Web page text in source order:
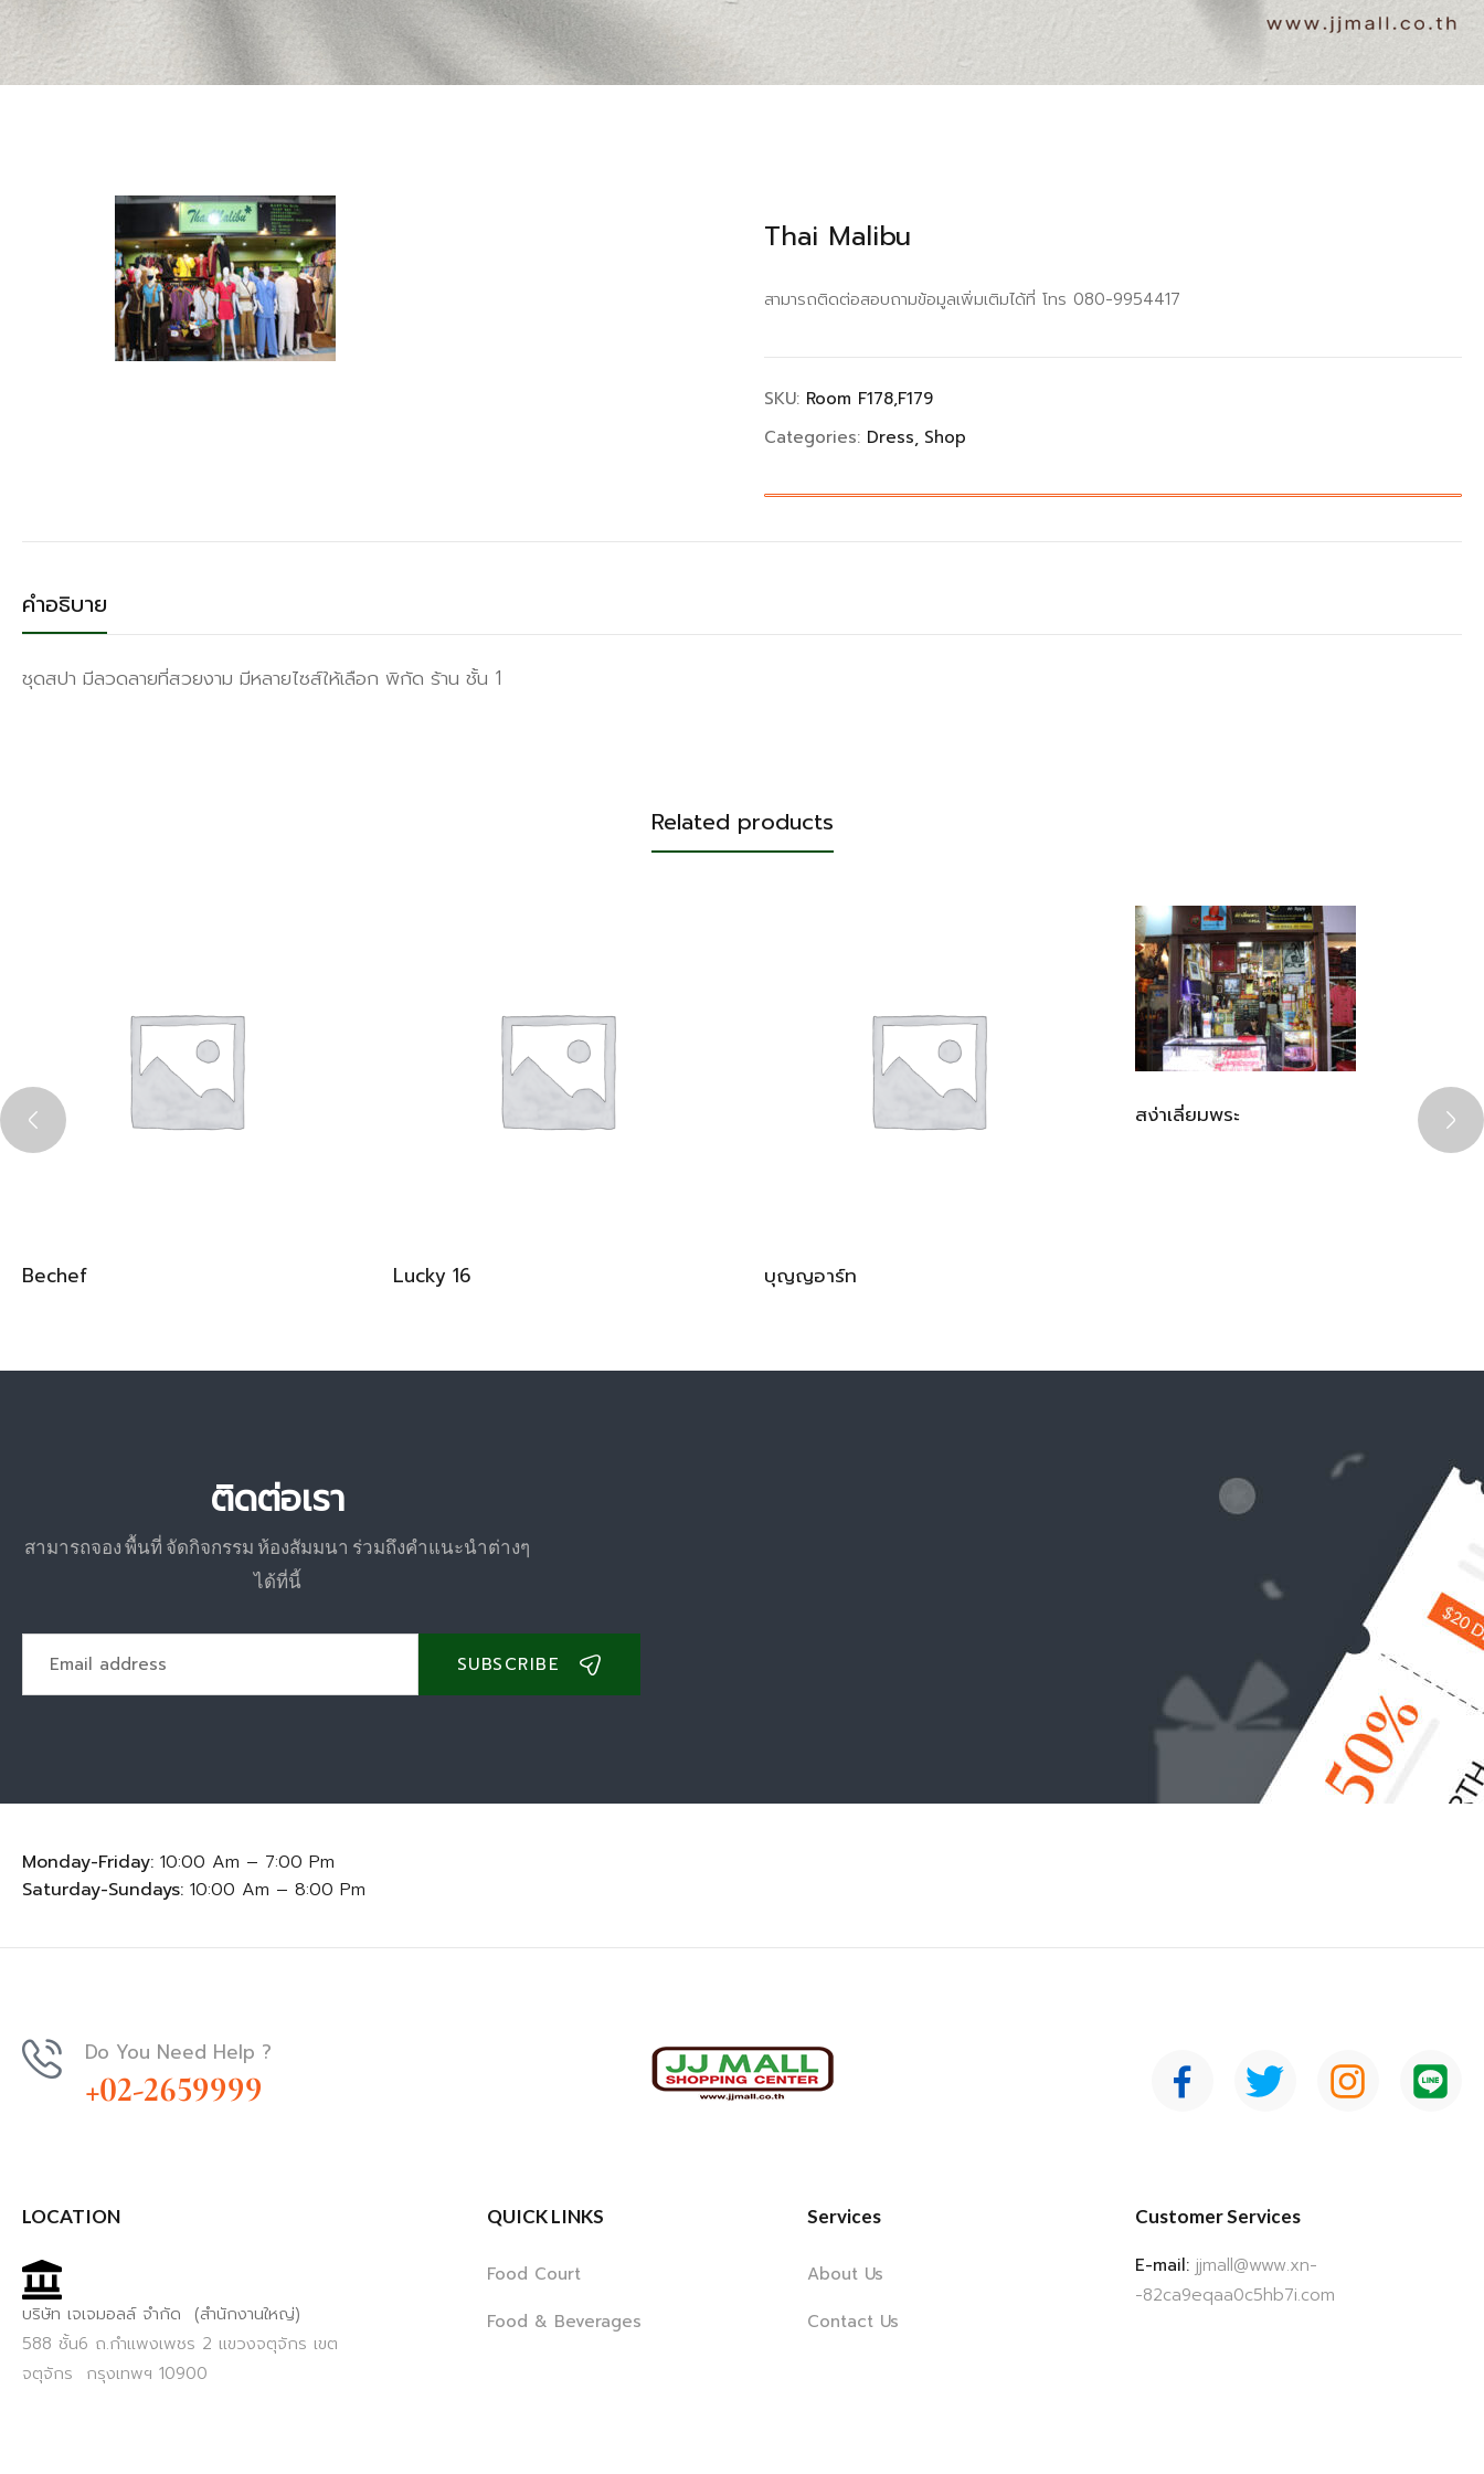
Thai Malibu
สามารถติดต่อสอบถามข้อมูลเพิ่มเติมได้ที่ โทร 080-9954417
SKU: Room F178,F179
Categories: Dress Shop
คำอธิบาย
ชุดสปา มีลวดลายที่สวยงาม มีหลายไซส์ให้เลือก พิกัด ร้าน ชั้น 1
Related products
Bechef Lucky 16 บุญญอาร์ท
สง่าเลี่ยมพระ
ติดต่อเรา
สามารถจอง พื้นที่ จัดกิจกรรม ห้องสัมมนา ร่วมถึงคำแนะนำต่างๆ
ได้ที่นี้
SUBSCRIBE
Monday-Friday: 10:00 Am – 7:00 Pm
Saturday-Sundays: 10:00 Am – 8:00 Pm
Do You Need Help ?
+02-2659999
LOCATION
บริษัท เจเจมอลล์ จำกัด (สำนักงานใหญ่)
588 ชั้น6 ถ.กำแพงเพชร 2 แขวงจตุจักร เขต
จตุจักร กรุงเทพฯ 10900
QUICK LINKS
Food Court
Food & Beverages
Services
About Us
Contact Us
Customer Services
E-mail: jjmall@www.xn-
-82ca9eqaa0c5hb7i.com